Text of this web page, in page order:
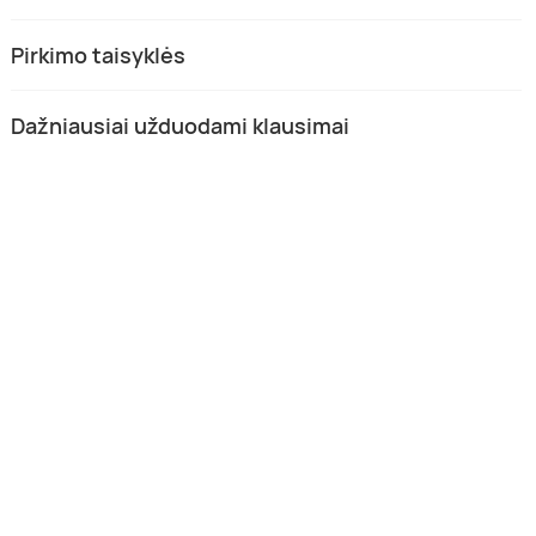
Pirkimo taisyklės
Dažniausiai užduodami klausimai